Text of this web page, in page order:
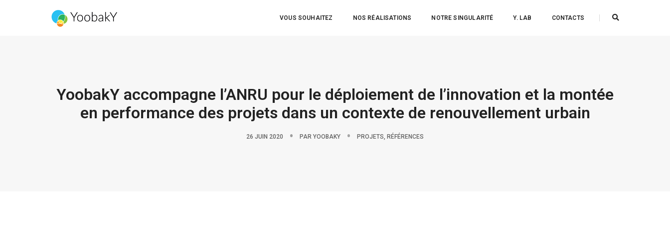
VOUS SOUHAITEZ NOS RÉALISATIONS NOTRE SINGULARITÉ Y. LAB CONTACTS
YoobakY accompagne l’ANRU pour le déploiement de l’innovation et la montée
en performance des projets dans un contexte de renouvellement urbain
26 JUIN 2020 PAR YOOBAKY PROJETS, RÉFÉRENCES